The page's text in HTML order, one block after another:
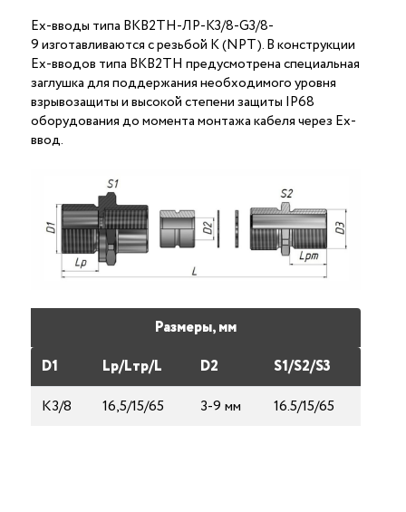
Ex-вводы типа ВКВ2ТН-ЛР-К3/8-G3/8-
9 изготавливаются с резьбой K (NPT). В конструкции
Ex-вводов типа ВКВ2ТН предусмотрена специальная
заглушка для поддержания необходимого уровня
взрывозащиты и высокой степени защиты IP68
оборудования до момента монтажа кабеля через Ex-
ввод.
Размеры, мм
D1
Lp/Lтp/L D2
S1/S2/S3
K3/8
16,5/15/65 3-9 мм 16.5/15/65